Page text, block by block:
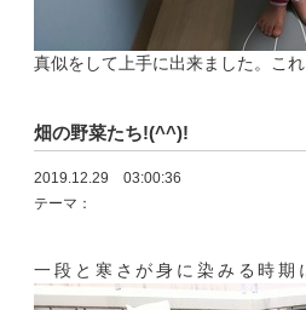
真似をして上手に出来ました。こ
畑の野菜たち!(^^)!
2019.12.29 03:00:36
テーマ：
一段と寒さが身に染みる時